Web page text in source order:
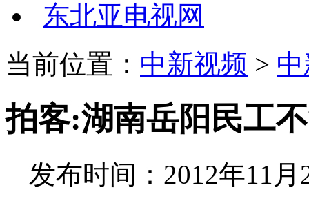
东北亚电视网
当前位置： 中新视频 >
拍客:湖南岳阳民工
发布时间：2012年11月